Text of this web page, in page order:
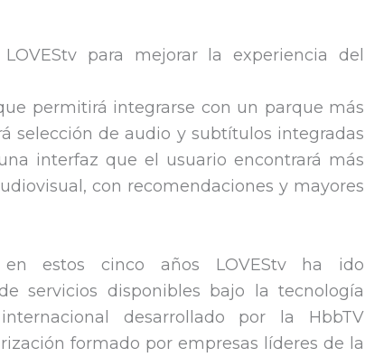
para mejorar la experiencia del
permitirá integrarse con un parque más
selección de audio y subtítulos integradas
interfaz que el usuario encontrará más
con recomendaciones y mayores
estos cinco años LOVEStv ha ido
servicios disponibles bajo la tecnología
desarrollado por la HbbTV
formado por empresas líderes de la